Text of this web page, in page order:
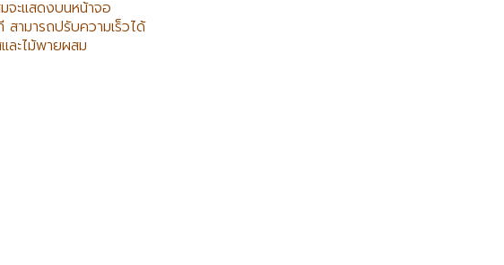
จะแสดงบนหน้าจอ
ามารถปรับความเร็วได้
ะไม้พายผสม